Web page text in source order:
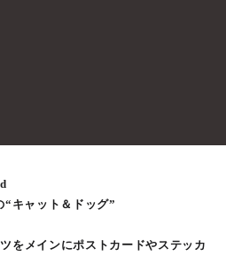
ト”の“キャット＆ドッグ”
をメインにポストカードやステッカ